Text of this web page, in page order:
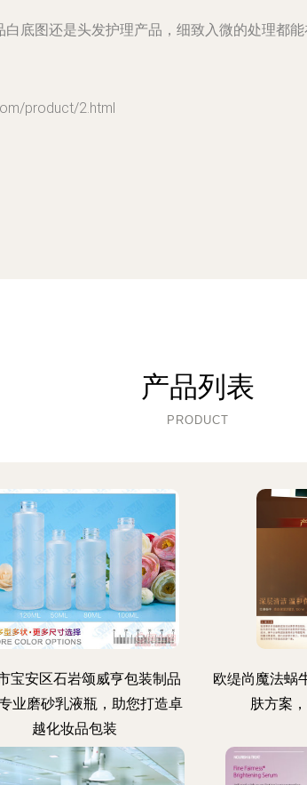
底图还是头发护理产品，细致入微的处理都
product/2.html
产品列表
PRODUCT
宝安区石岩颂威亨包装制品
业磨砂乳液瓶，助您打造卓
越化妆品包装
欧缇尚魔法蜗
肤方案